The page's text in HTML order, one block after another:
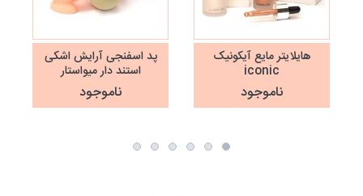
هایلایتر مایع آیکونیک
iconic
ناموجود
پد اسفنجی آرایش اشکی
استند دار میواستار
MeiUSTAR
ناموجود